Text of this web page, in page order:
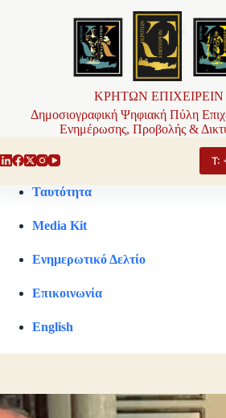
ΚΡΗΤΩΝ ΕΠΙΧΕΙΡΕΙΝ
Δημοσιογραφική Ψηφιακή Πύλη
Ενημέρωσης, Προβολής &
Τ:
Ταυτότητα
Media Kit
Ενημερωτικό Δελτίο
Επικοινωνία
English